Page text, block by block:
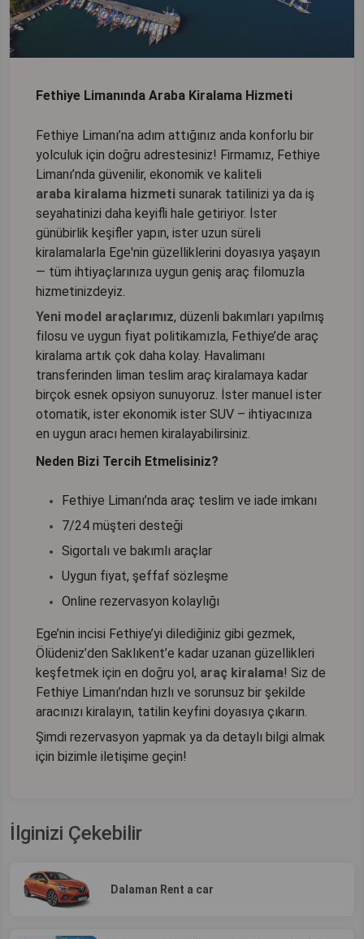
Fethiye Limanında Araba Kiralama Hizmeti
Fethiye Limanı’na adım attığınız anda konforlu bir
yolculuk için doğru adrestesiniz! Firmamız, Fethiye
Limanı’nda güvenilir, ekonomik ve kaliteli
araba kiralama hizmeti sunarak tatilinizi ya da iş
seyahatinizi daha keyifli hale getiriyor. İster
günübirlik keşifler yapın, ister uzun süreli
kiralamalarla Ege'nin güzelliklerini doyasıya yaşayın
— tüm ihtiyaçlarınıza uygun geniş araç filomuzla
hizmetinizdeyiz.
Yeni model araçlarımız, düzenli bakımları yapılmış
filosu ve uygun fiyat politikamızla, Fethiye’de araç
kiralama artık çok daha kolay. Havalimanı
transferinden liman teslim araç kiralamaya kadar
birçok esnek opsiyon sunuyoruz. İster manuel ister
otomatik, ister ekonomik ister SUV – ihtiyacınıza
en uygun aracı hemen kiralayabilirsiniz.
Neden Bizi Tercih Etmelisiniz?
Fethiye Limanı’nda araç teslim ve iade imkanı
7/24 müşteri desteği
Sigortalı ve bakımlı araçlar
Uygun fiyat, şeffaf sözleşme
Online rezervasyon kolaylığı
Ege’nin incisi Fethiye’yi dilediğiniz gibi gezmek,
Ölüdeniz’den Saklıkent’e kadar uzanan güzellikleri
keşfetmek için en doğru yol, araç kiralama! Siz de
Fethiye Limanı’ndan hızlı ve sorunsuz bir şekilde
aracınızı kiralayın, tatilin keyfini doyasıya çıkarın.
Şimdi rezervasyon yapmak ya da detaylı bilgi almak
için bizimle iletişime geçin!
İlginizi Çekebilir
Dalaman Rent a car